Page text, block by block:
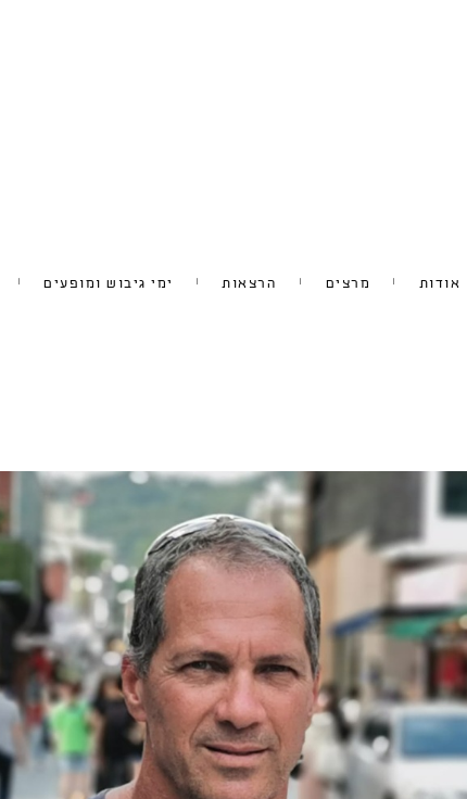
אודות מרצים הרצאות ימי גיבוש ומופעים